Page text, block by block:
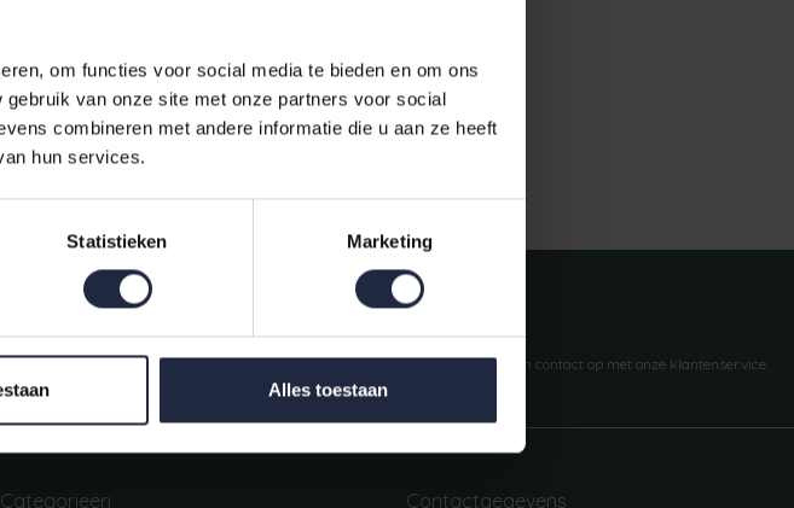
om functies voor social media te bieden en om ons
van onze site met onze partners voor social
combineren met andere informatie die u aan ze heeft
hun services.
Statistieken Marketing
Alles toestaan
vóór 16:00 uur verstuurd. Gratis verzending vanaf €50,-
je bestelling, betaal facturen of
Vragen?
We helpen je graag. Neem contact op met onze klantenservice.
Categorieën Contactgegevens